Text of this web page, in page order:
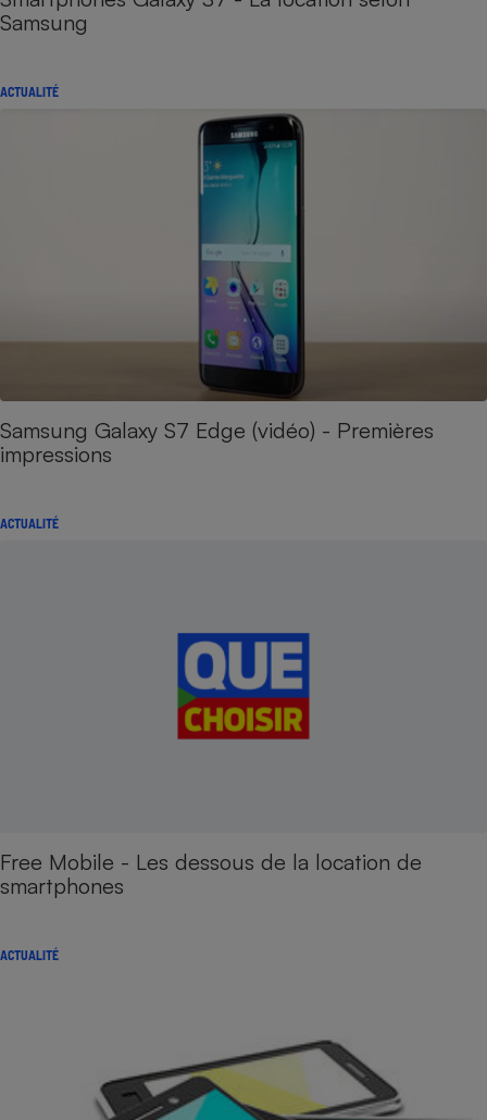
Samsung
ACTUALITÉ
Samsung Galaxy S7 Edge (vidéo) - Premières
impressions
ACTUALITÉ
Free Mobile - Les dessous de la location de
smartphones
ACTUALITÉ